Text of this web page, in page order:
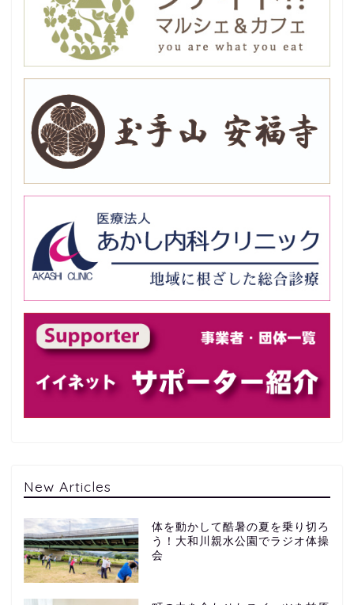
New Articles
体を動かして酷暑の夏を乗り切ろ
う！大和川親水公園でラジオ体操
会